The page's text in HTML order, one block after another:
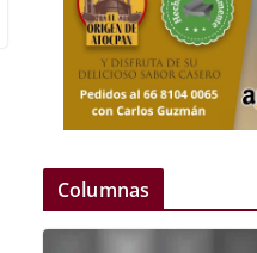
Columnas